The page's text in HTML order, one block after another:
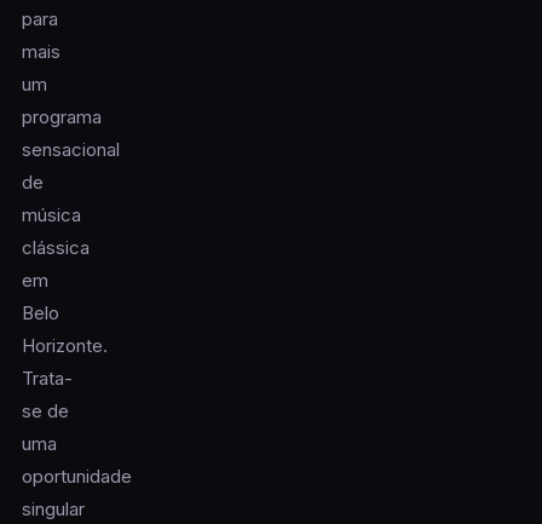
para
mais
um
programa
sensacional
de
música
clássica
em
Belo
Horizonte.
Trata-
se de
uma
oportunidade
singular